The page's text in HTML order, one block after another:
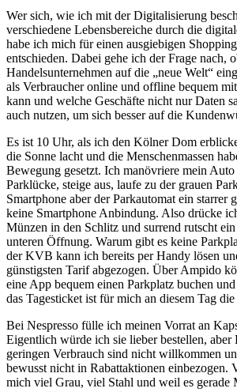
Teilen
Wer sich, wie ich mit der Digitalisierung
verschiedene Lebensbereiche durch die
habe ich mich für einen ausgiebigen
entschieden. Dabei gehe ich der Frage nach,
Handelsunternehmen auf die „neue Welt“
als Verbraucher online und offline bequem
kann und welche Geschäfte nicht nur Daten
auch nutzen, um sich besser auf die
Es ist 10 Uhr, als ich den Kölner Dom
die Sonne lacht und die Menschenmassen
Bewegung gesetzt. Ich manövriere mein
Parklücke, steige aus, laufe zu der grauen
Smartphone aber der Parkautomat ein starrer
keine Smartphone Anbindung. Also drücke
Münzen in den Schlitz und surrend rutscht
unteren Öffnung. Warum gibt es keine
der KVB kann ich bereits per Handy lösen
günstigsten Tarif abgezogen. Über Ampido
eine App bequem einen Parkplatz buchen
das Tagesticket ist für mich an diesem Tag
Bei Nespresso fülle ich meinen Vorrat an
Eigentlich würde ich sie lieber bestellen, aber
geringen Verbrauch sind nicht willkommen
bewusst nicht in Rabattaktionen einbezogen.
mich viel Grau, viel Stahl und weil es gerade